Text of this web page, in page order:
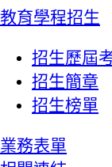
教育學程招生
招生歷屆
招生簡章
招生榜單
業務表單